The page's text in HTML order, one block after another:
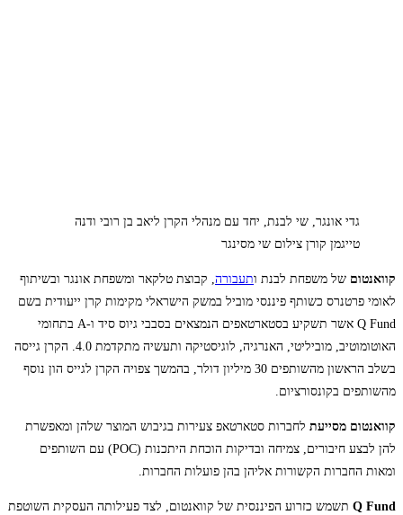
גדי אונגר, שי לבנת, יחד עם מנהלי הקרן ליאב בן רובי ודנה
טייגמן קורן צילום שי מסינגר
קוואנטום של משפחת לבנת ותעבורה, קבוצת טלקאר ומשפחת אונגר ובשיתוף
לאומי פרטנרס כשותף פיננסי מוביל במשק הישראלי מקימות קרן ייעודית בשם
Q Fund אשר תשקיע בסטארטאפים הנמצאים בסבבי גיוס סיד ו-A בתחומי
האוטומוטיב, מוביליטי, האנרגיה, לוגיסטיקה ותעשיה מתקדמת 4.0. הקרן גייסה
בשלב הראשון מהשותפים 30 מיליון דולר, בהמשך צפויה הקרן לגייס הון נוסף
מהשותפים בקונסורציום.
קוואנטום מסייעת לחברות סטארטאפ צעירות בגיבוש המוצר שלהן ומאפשרת
להן לבצע חיבורים, צמיחה ובדיקות הוכחת היתכנות (POC) עם השותפים
ומאות החברות הקשורות אליהן בהן פועלות החברות.
Q Fund תשמש כזרוע הפיננסית של קוואנטום, לצד פעילותה העסקית השוטפת